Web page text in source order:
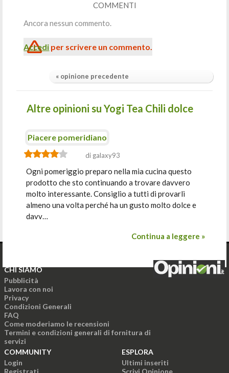
COMMENTI
Ancora nessun commento.
Accedi per scrivere un commento.
« opinione precedente
Altre opinioni su Yogi Tea Chili dolce
Piacere pomeridiano
di galaxy93
Ogni pomeriggio preparo nella mia cucina questo
prodotto che sto continuando a trovare davvero
molto interessante. Consiglio a tutti di provarli
almeno una volta perché ha un gusto molto dolce e
davv…
Continua a leggere »
CHI SIAMO
Pubblicità
Lavora con noi
Privacy
Condizioni Generali
FAQ
Come moderiamo le recensioni
Termini e condizioni generali di fornitura di
servizi
COMMUNITY
Login
Registrati
ESPLORA
Ultimi inseriti
Scrivi Opinione